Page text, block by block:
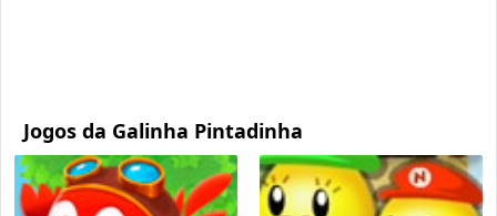
Jogos da Galinha Pintadinha